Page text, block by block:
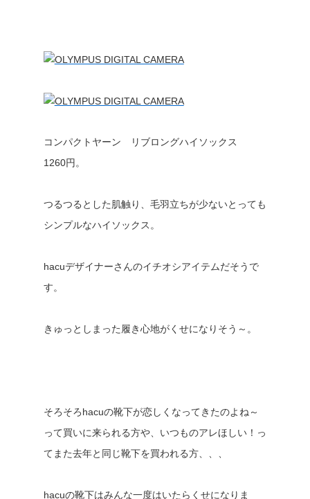
コンパクトヤーン リブロングハイソックス
1260円。
つるつるとした肌触り、毛羽立ちが少ないとっても
シンプルなハイソックス。
hacuデザイナーさんのイチオシアイテムだそうで
す。
きゅっとしまった履き心地がくせになりそう～。
そろそろhacuの靴下が恋しくなってきたのよね～
って買いに来られる方や、いつものアレほしい！っ
てまた去年と同じ靴下を買われる方、、、
hacuの靴下はみんな一度はいたらくせになりま